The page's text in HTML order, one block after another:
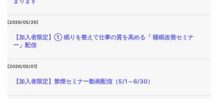
[2026/05/26]
【加入者限定】① 眠りを整えて仕事の質を高める「 睡眠改善セミナ
ー」配信
[2026/05/01]
【加入者限定】禁煙セミナー動画配信（5/1～6/30）